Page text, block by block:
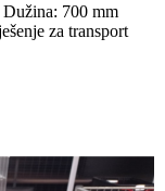
700 mm
za transport